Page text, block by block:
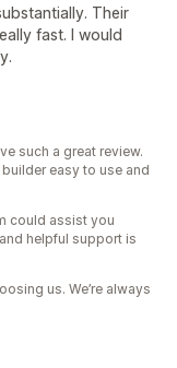
Their
fast. I would
such a great review.
easy to use and
could assist you
helpful support is
us. We’re always